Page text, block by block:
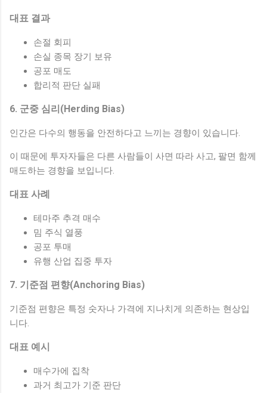
대표 결과
손절 회피
손실 종목 장기 보유
공포 매도
합리적 판단 실패
6. 군중 심리(Herding Bias)
인간은 다수의 행동을 안전하다고 느끼는 경향이 있습니다.
이 때문에 투자자들은 다른 사람들이 사면 따라 사고, 팔면 함께
매도하는 경향을 보입니다.
대표 사례
테마주 추격 매수
밈 주식 열풍
공포 투매
유행 산업 집중 투자
7. 기준점 편향(Anchoring Bias)
기준점 편향은 특정 숫자나 가격에 지나치게 의존하는 현상입
니다.
대표 예시
매수가에 집착
과거 최고가 기준 판단